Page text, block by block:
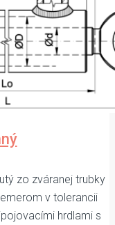
zo zváranej trubky
v tolerancii
hrdlami s